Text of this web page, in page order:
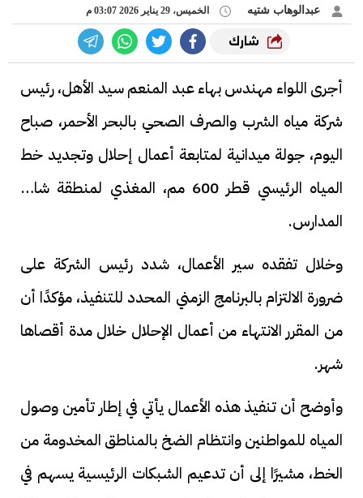
عبدالوهاب شتيه الخميس، 29 يناير 2026 03:07 م
شارك
أجرى اللواء مهندس بهاء عبد المنعم سيد الأهل، رئيس
شركة مياه الشرب والصرف الصحي بالبحر الأحمر، صباح
اليوم، جولة ميدانية لمتابعة أعمال إحلال وتجديد خط
المياه الرئيسي قطر 600 مم، المغذي لمنطقة شارع
المدارس.
وخلال تفقده سير الأعمال، شدد رئيس الشركة على
ضرورة الالتزام بالبرنامج الزمني المحدد للتنفيذ، مؤكدًا أن
من المقرر الانتهاء من أعمال الإحلال خلال مدة أقصاها
شهر.
وأوضح أن تنفيذ هذه الأعمال يأتي في إطار تأمين وصول
المياه للمواطنين وانتظام الضخ بالمناطق المخدومة من
الخط، مشيرًا إلى أن تدعيم الشبكات الرئيسية يسهم في